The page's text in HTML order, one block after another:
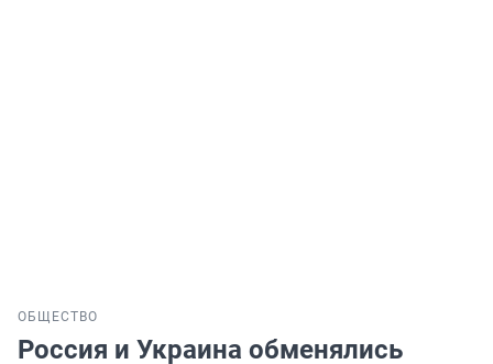
ОБЩЕСТВО
Россия и Украина обменялись